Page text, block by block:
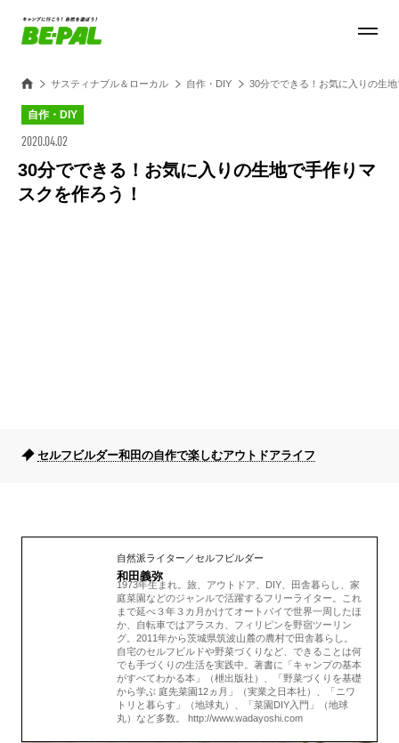
サスティナブル＆ローカル 自作・DIY 30分でできる！お気に入りの生
自作・DIY
2020.04.02
30分でできる！お気に入りの生地で手作りマ
スクを作ろう！
セルフビルダー和田の自作で楽しむアウトドアライフ
自然派ライター／セルフビルダー
和田義弥
1973年生まれ。旅、アウトドア、DIY、田舎暮らし、家
庭菜園などのジャンルで活躍するフリーライター。これ
まで延べ３年３カ月かけてオートバイで世界一周したほ
か、自転車ではアラスカ、フィリピンを野宿ツーリン
グ。2011年から茨城県筑波山麓の農村で田舎暮らし。
自宅のセルフビルドや野菜づくりなど、できることは何
でも手づくりの生活を実践中。著書に「キャンプの基本
がすべてわかる本」（枻出版社）、「野菜づくりを基礎
から学ぶ 庭先菜園12ヵ月」（実業之日本社）、「ニワ
トリと暮らす」（地球丸）、「菜園DIY入門」（地球
丸）など多数。 http://www.wadayoshi.com